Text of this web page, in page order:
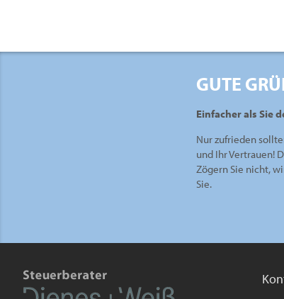
GUTE
Einfacher als Sie
Nur zufrieden
und Ihr Vertrauen!
Zögern Sie nicht,
Sie.